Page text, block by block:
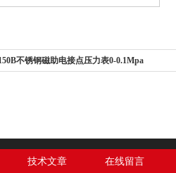
不锈钢磁助电接点压力表0-0.1Mpa
技术文章 在线留言